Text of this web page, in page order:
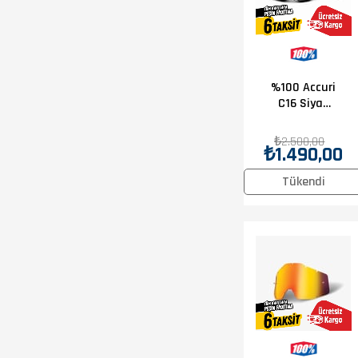
Tükendi
%100 Accuri
C16 Siyah
₺1.490,00
₺2.500,00